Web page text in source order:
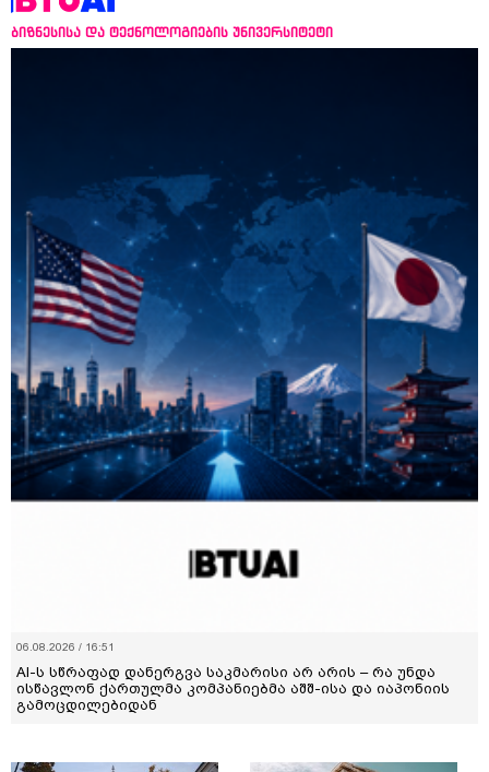
ბიზნესისა და ტექნოლოგიების უნივერსიტეტი
06.08.2026 / 16:51
AI-ს სწრაფად დანერგვა საკმარისი არ არის – რა უნდა
ისწავლონ ქართულმა კომპანიებმა აშშ-ისა და იაპონიის
გამოცდილებიდან